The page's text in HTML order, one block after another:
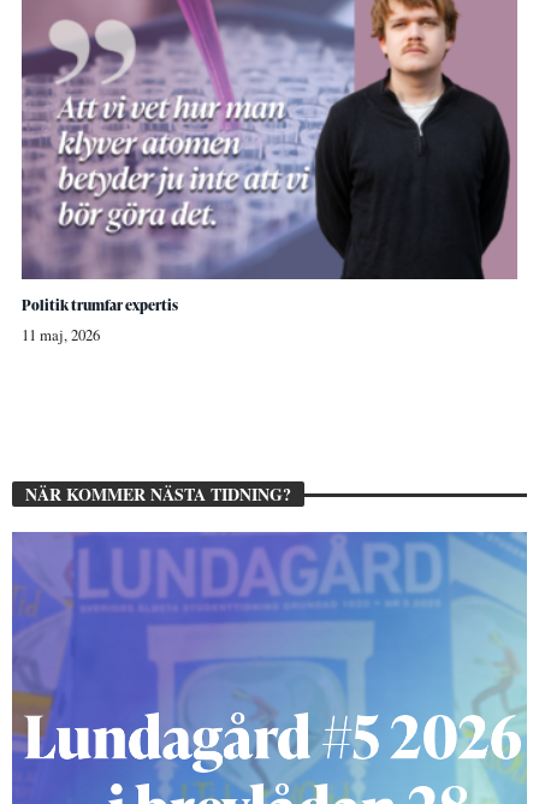
Politik trumfar expertis
11 maj, 2026
NÄR KOMMER NÄSTA TIDNING?